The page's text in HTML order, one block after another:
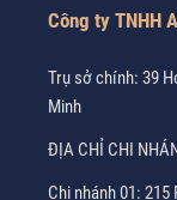
Công ty TNHH
Trụ sở chính: 39
Minh
ĐỊA CHỈ CHI
Chi nhánh 01: 215